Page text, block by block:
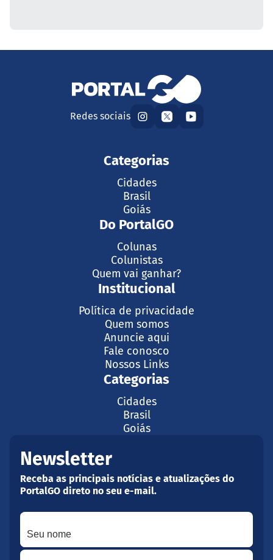
Redes sociais
Categorias
Cidades
Brasil
Goiás
Do PortalGO
Colunas
Colunistas
Quem vai ganhar?
Institucional
Política de privacidade
Quem somos
Anuncie aqui
Fale conosco
Nossos Links
Categorias
Cidades
Brasil
Goiás
Newsletter
Receba as principais notícias e atualizações do
PortalGO direto no seu e-mail.
Seu nome
Seu melhor e-mail